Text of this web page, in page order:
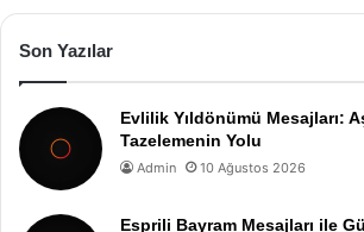
Son Yazılar
Evlilik Yıldönümü Mesajları:
Tazelemenin Yolu
Admin 10 Ağustos 2026
Esprili Bayram Mesajları ile